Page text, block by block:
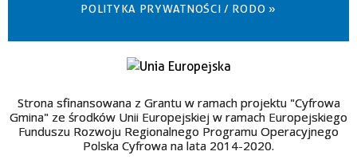
POLITYKA PRYWATNOŚCI / RODO »
Strona sfinansowana z Grantu w ramach projektu "Cyfrowa
Gmina" ze środków Unii Europejskiej w ramach Europejskiego
Funduszu Rozwoju Regionalnego Programu Operacyjnego
Polska Cyfrowa na lata 2014-2020.